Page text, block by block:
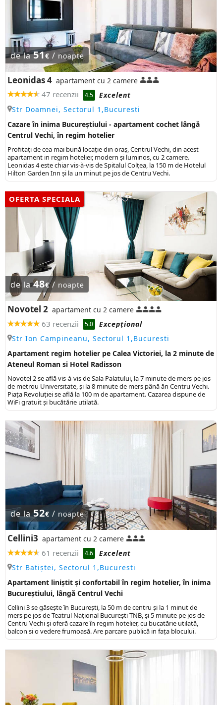
de la51€ / noapte
Leonidas 4 apartament cu 2 camere
47 recenzii 4.5
Excelent
Str Doamnei, Sectorul 1,Bucuresti
Cazare în inima Bucureștiului - apartament cochet lângă
Centrul Vechi, în regim hotelier
Profitați de cea mai bună locație din oraș, Centrul Vechi, din acest
apartament in regim hotelier, modern și luminos, cu 2 camere.
Leonidas 4 este chiar vis-à-vis de Spitalul Colțea, la 150 m de Hotelul
Hilton Garden Inn și la un minut pe jos de Centru Vechi.
OFERTA SPECIALA
de la48€/ noapte
Novotel 2 apartament cu 2 camere
63 recenzii 5.0
Excepţional
Str Ion Campineanu, Sectorul 1,Bucuresti
Apartament regim hotelier pe Calea Victoriei, la 2 minute de
Ateneul Roman si Hotel Radisson
Novotel 2 se află vis-à-vis de Sala Palatului, la 7 minute de mers pe jos
de metrou Universitate, și la 8 minute de mers până ăn Centru Vechi.
Piața Revoluției se află la 100 m de apartament. Cazarea dispune de
WiFi gratuit și bucătărie utilată.
de la52€ / noapte
Cellini3 apartament cu 2 camere
61 recenzii 4.6
Excelent
Str Batiștei, Sectorul 1,Bucuresti
Apartament liniștit și confortabil în regim hotelier, în inima
Bucureștiului, lângă Centrul Vechi
Cellini 3 se găsește în București, la 50 m de centru și la 1 minut de
mers pe jos de Teatrul Național București TNB, și 5 minute pe jos de
Centru Vechi și oferă cazare în regim hotelier, cu bucatărie utilată,
balcon si o vedere frumoasă. Are parcare publică in fața blocului.